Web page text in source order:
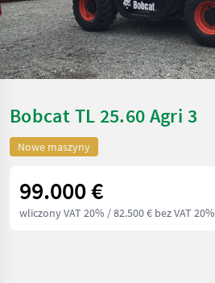
Bobcat TL 25.60 Agri 3
Nowe maszyny
99.000 €
wliczony VAT 20% / 82.500 € bez VAT 20%